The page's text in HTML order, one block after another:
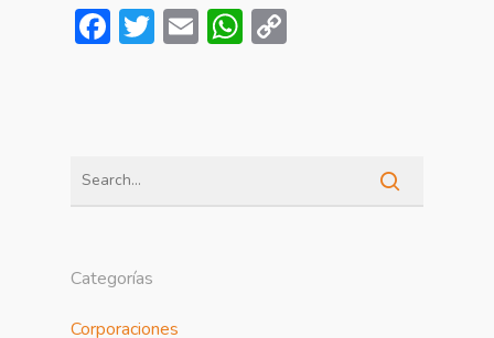
Facebook
Twitter
EmailWhatsApp
Categorías
Corporaciones